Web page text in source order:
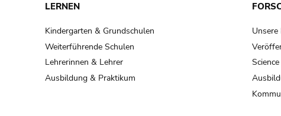
LERNEN
Kindergarten & Grundschulen
Weiterführende Schulen
Lehrerinnen & Lehrer
Ausbildung & Praktikum